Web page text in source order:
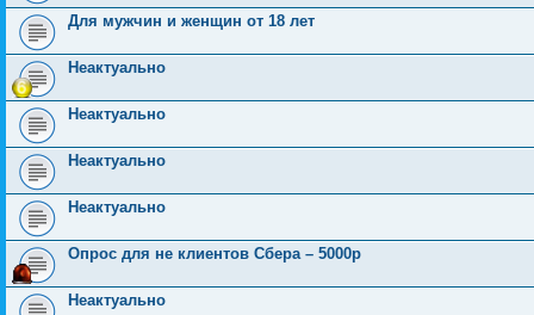
Для мужчин и женщин от 18 лет
Неактуально
Неактуально
Неактуально
Неактуально
Опрос для не клиентов Сбера – 5000р
Неактуально